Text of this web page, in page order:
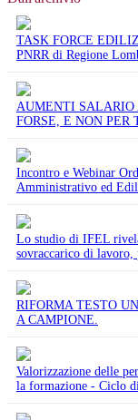
TASK FORCE
PNRR di Regione
AUMENTI SALARIO
FORSE, E NON PER
Incontro e Webinar
Amministrativo ed
Lo studio di IFEL
sovraccarico di lavoro,
RIFORMA TESTO
A CAMPIONE.
Valorizzazione delle
la formazione - Ciclo